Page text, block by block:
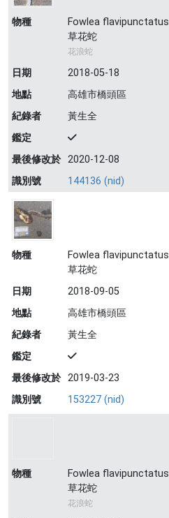
物種
Fowlea flavipunctatus
草花蛇
花浪蛇
日期
2018-05-18
地點
高雄市橋頭區
紀錄者
黃生全
鑑定
最後修改於 2020-12-08
識別號
144136 (nid)
物種
Fowlea flavipunctatus
草花蛇
日期
2018-09-05
地點
高雄市橋頭區
紀錄者
黃生全
鑑定
最後修改於 2019-03-23
識別號
153227 (nid)
物種
Fowlea flavipunctatus
草花蛇
花浪蛇